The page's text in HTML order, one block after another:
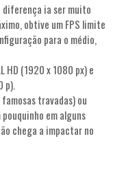
diferença ia ser muito
obtive um FPS limite
para o médio,
HD (1920 x 1080 px) e
p).
travadas) ou
pouquinho em alguns
chega a impactar no